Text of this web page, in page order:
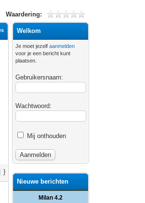
Waardering:
}
Welkom
Je moet jezelfaanmelden
voor je een bericht kunt
plaatsen.
Gebruikersnaam:
Wachtwoord:
Mij onthouden
Nieuwe berichten
Milan 4.2